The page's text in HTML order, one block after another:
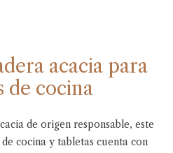
acacia para
de cocina
de origen responsable, este
cocina y tabletas cuenta con